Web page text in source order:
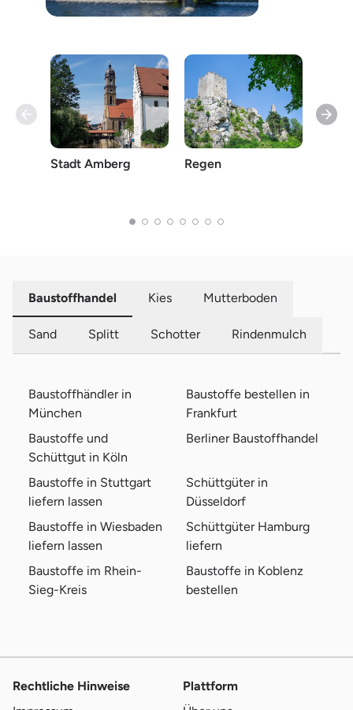
Stadt Amberg Regen
Baustoffhandel Kies Mutterboden
Sand Splitt Schotter Rindenmulch
Baustoffhändler in
München
Baustoffe bestellen in
Frankfurt
Baustoffe und
Schüttgut in Köln
Berliner Baustoffhandel
Baustoffe in Stuttgart
liefern lassen
Schüttgüter in
Düsseldorf
Baustoffe in Wiesbaden
liefern lassen
Schüttgüter Hamburg
liefern
Baustoffe im Rhein-
Sieg-Kreis
Baustoffe in Koblenz
bestellen
Rechtliche Hinweise
Plattform